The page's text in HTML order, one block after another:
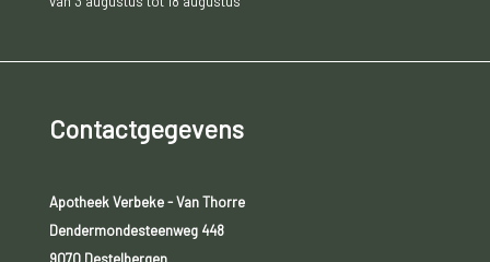
Contactgegevens
Apotheek Verbeke - Van Thorre
Dendermondesteenweg 448